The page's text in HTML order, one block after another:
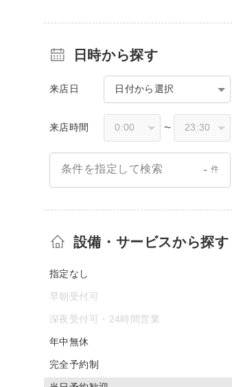
日時から探す
来店日 日付から選択
来店時間 〜
条件を指定して検索 - 件
設備・サービスから探す
指定なし
早朝受付可
深夜受付可・24時間営業
年中無休
完全予約制